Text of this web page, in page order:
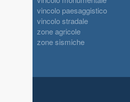
vincolo paesaggistico
vincolo stradale
zone agricole
zone sismiche